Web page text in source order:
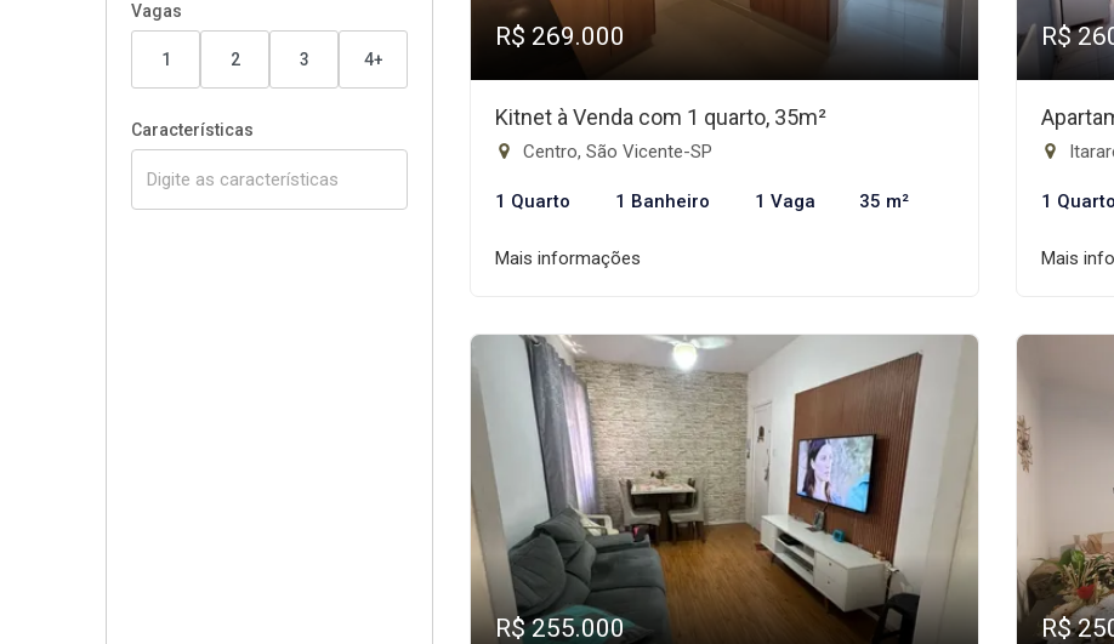
Vagas
1 2 3 4+
Características
R$ 269.000
Kitnet à Venda com 1 quarto, 35m²
Centro, São Vicente-SP
1 Quarto 1 Banheiro 1 Vaga 35 m²
Mais informações
R$
1 Quarto
Mais
R$ 255.000 R$